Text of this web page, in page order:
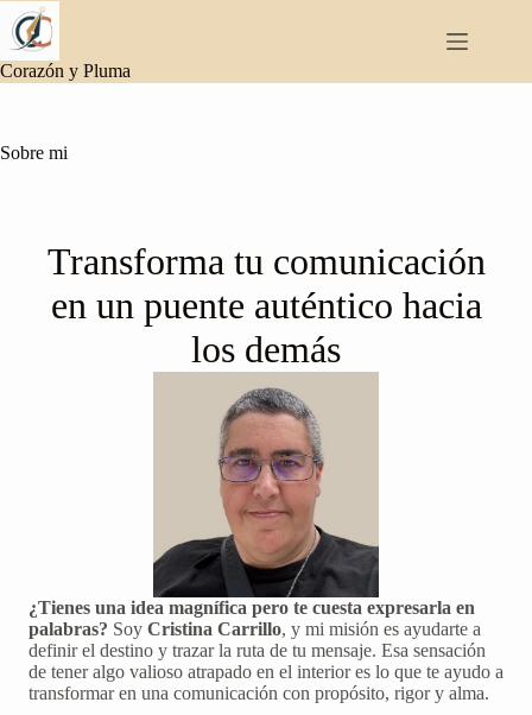
Saltar
contenido
Corazón y Pluma
Sobre mi
Transforma tu comunicación
en un puente auténtico hacia
los demás
¿Tienes una idea magnífica pero te cuesta expresarla en
palabras? Soy Cristina Carrillo, y mi misión es ayudarte a
definir el destino y trazar la ruta de tu mensaje. Esa sensación
de tener algo valioso atrapado en el interior es lo que te ayudo a
transformar en una comunicación con propósito, rigor y alma.